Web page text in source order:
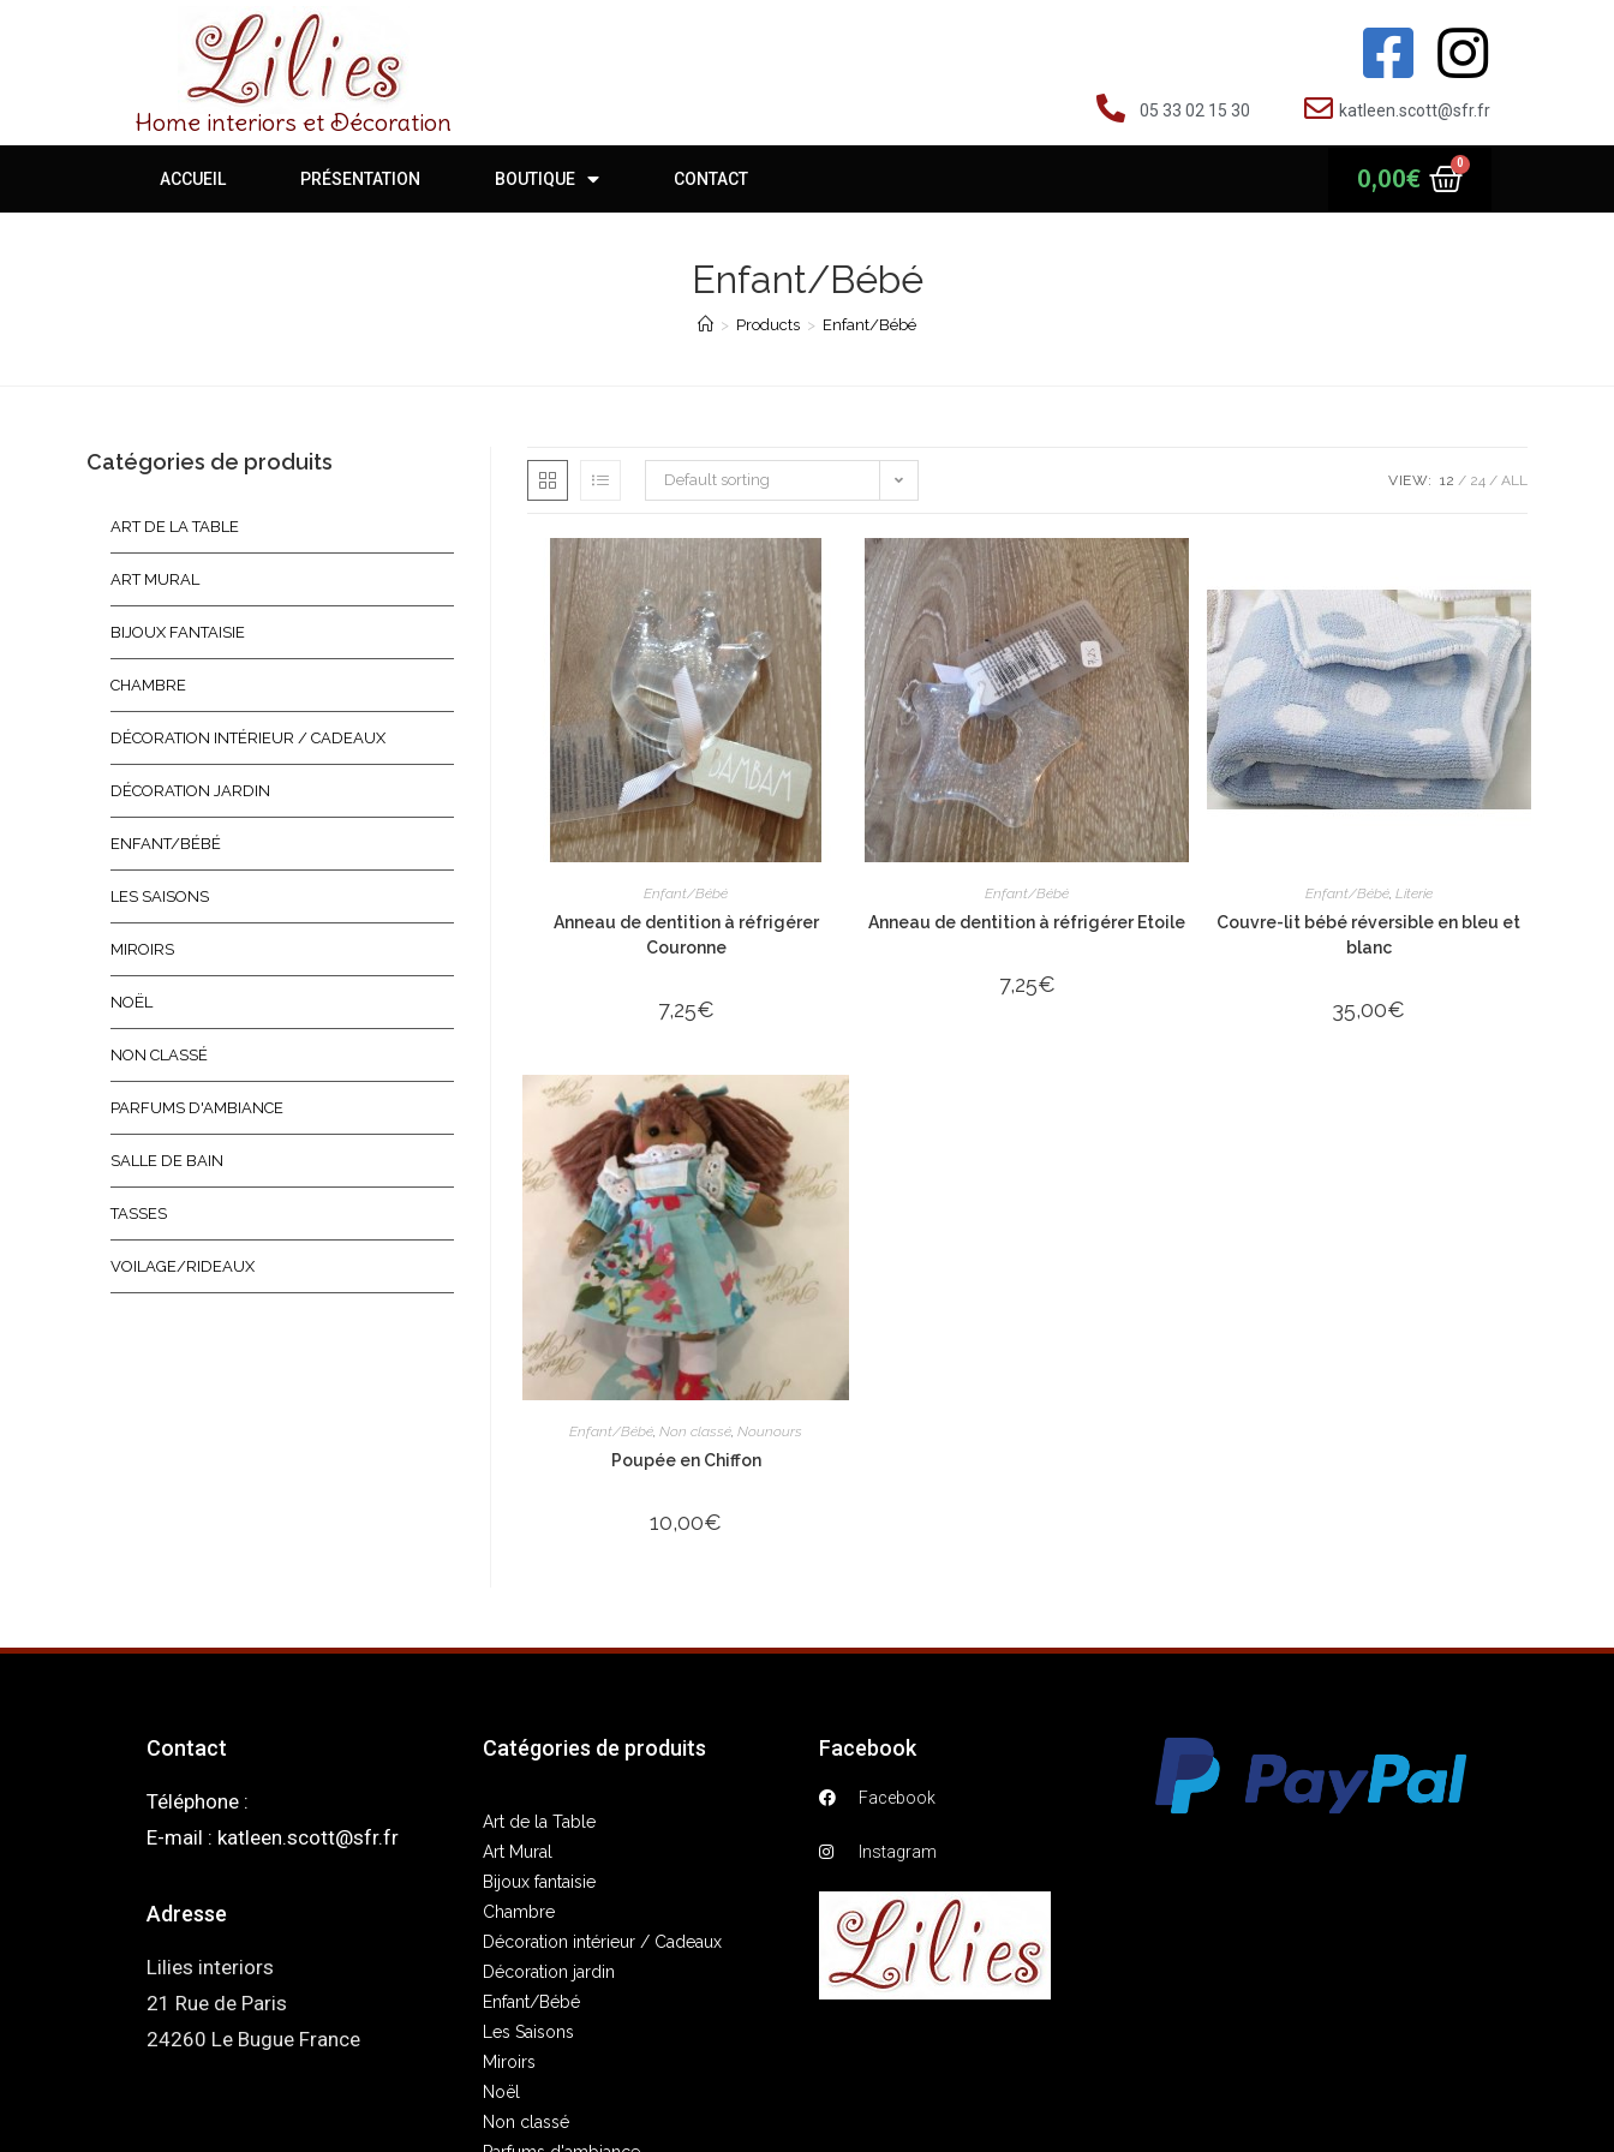
Home interiors et Décoration 05 33 02 15 30 katleen.scott@sfr.fr
ACCUEIL PRÉSENTATION BOUTIQUE CONTACT 0,00€
Enfant/Bébé
> Products > Enfant/Bébé
Default sorting VIEW: 12 24 ALL
Enfant/Bébé
Anneau de dentition à réfrigérer
Couronne
7,25€
Enfant/Bébé
Anneau de dentition à réfrigérer Etoile
7,25€
Enfant/Bébé, Literie
Couvre-lit bébé réversible en bleu et
blanc
35,00€
Enfant/Bébé,Non classé,Nounours
Poupée en Chiffon
10,00€
Catégories de produits
ART DE LA TABLE
ART MURAL
BIJOUX FANTAISIE
CHAMBRE
DÉCORATION INTÉRIEUR / CADEAUX
DÉCORATION JARDIN
ENFANT/BÉBÉ
LES SAISONS
MIROIRS
NOËL
NON CLASSÉ
PARFUMS D'AMBIANCE
SALLE DE BAIN
TASSES
VOILAGE/RIDEAUX
Contact
Téléphone :
E-mail : katleen.scott@sfr.fr
Adresse
Lilies interiors
21 Rue de Paris
24260 Le Bugue France
Catégories de produits
Art de la Table
Art Mural
Bijoux fantaisie
Chambre
Décoration intérieur / Cadeaux
Décoration jardin
Enfant/Bébé
Les Saisons
Miroirs
Noël
Non classé
Facebook
Facebook
Instagram